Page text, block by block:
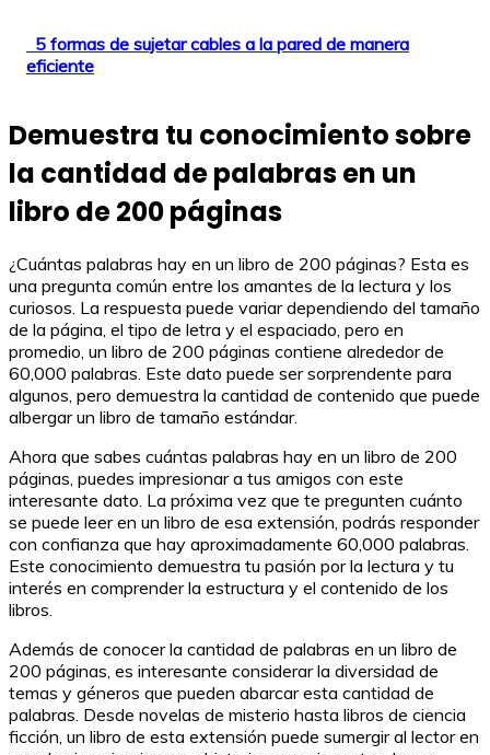
5 formas de sujetar cables a la pared de manera
eficiente
Demuestra tu conocimiento sobre
la cantidad de palabras en un
libro de 200 páginas
¿Cuántas palabras hay en un libro de 200 páginas? Esta es
una pregunta común entre los amantes de la lectura y los
curiosos. La respuesta puede variar dependiendo del tamaño
de la página, el tipo de letra y el espaciado, pero en
promedio, un libro de 200 páginas contiene alrededor de
60,000 palabras. Este dato puede ser sorprendente para
algunos, pero demuestra la cantidad de contenido que puede
albergar un libro de tamaño estándar.
Ahora que sabes cuántas palabras hay en un libro de 200
páginas, puedes impresionar a tus amigos con este
interesante dato. La próxima vez que te pregunten cuánto
se puede leer en un libro de esa extensión, podrás responder
con confianza que hay aproximadamente 60,000 palabras.
Este conocimiento demuestra tu pasión por la lectura y tu
interés en comprender la estructura y el contenido de los
libros.
Además de conocer la cantidad de palabras en un libro de
200 páginas, es interesante considerar la diversidad de
temas y géneros que pueden abarcar esta cantidad de
palabras. Desde novelas de misterio hasta libros de ciencia
ficción, un libro de esta extensión puede sumergir al lector en